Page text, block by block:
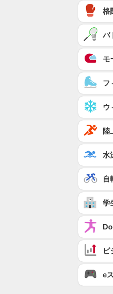
格
バ
モ
フ
ウ
陸
水
自
学
ビ
e